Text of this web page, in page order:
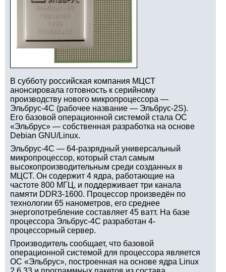
В субботу российская компания МЦСТ
анонсировала готовность к серийному
производству нового микропроцессора —
Эльбрус-4С (рабочее название — Эльбрус-2S).
Его базовой операционной системой стала ОС
«Эльбрус» — собственная разработка на основе
Debian GNU/Linux.
Эльбрус-4С — 64-разрядный универсальный
микропроцессор, который стал самым
высокопроизводительным среди созданных в
МЦСТ. Он содержит 4 ядра, работающие на
частоте 800 МГЦ, и поддерживает три канала
памяти DDR3-1600. Процессор произведён по
технологии 65 нанометров, его среднее
энергопотребление составляет 45 ватт. На базе
процессора Эльбрус-4С разработан 4-
процессорный сервер.
Производитель сообщает, что базовой
операционной системой для процессора является
ОС «Эльбрус», построенная на основе ядра Linux